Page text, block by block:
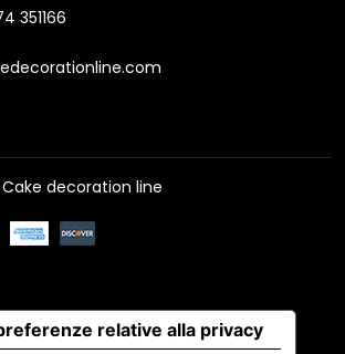
351166
decoration line
relative alla privacy